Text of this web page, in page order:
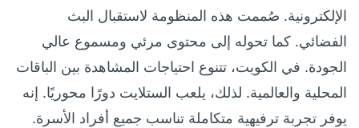
الإلكترونية. صُممت هذه المنظومة لاستقبال البث
الفضائي. كما تحوله إلى محتوى مرئي ومسموع عالي
الجودة. في الكويت، تتنوع احتياجات المشاهدة بين الباقات
المحلية والعالمية. لذلك، يلعب الستلايت دورًا محوريًا. إنه
يوفر تجربة ترفيهية متكاملة تناسب جميع أفراد الأسرة.